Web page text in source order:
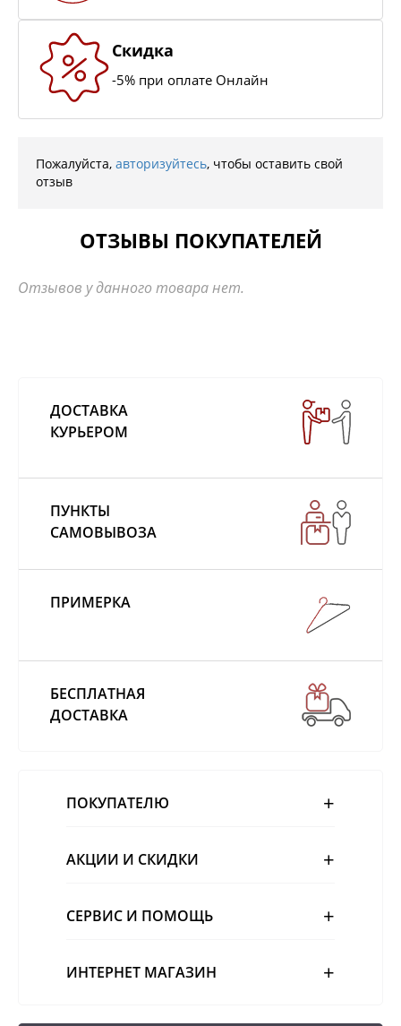
Скидка
-5% при оплате Онлайн
Пожалуйста, авторизуйтесь, чтобы оставить свой
отзыв
ОТЗЫВЫ ПОКУПАТЕЛЕЙ
Отзывов у данного товара нет.
ДОСТАВКА
КУРЬЕРОМ
ПУНКТЫ
САМОВЫВОЗА
ПРИМЕРКА
БЕСПЛАТНАЯ
ДОСТАВКА
ПОКУПАТЕЛЮ
АКЦИИ И СКИДКИ
СЕРВИС И ПОМОЩЬ
ИНТЕРНЕТ МАГАЗИН